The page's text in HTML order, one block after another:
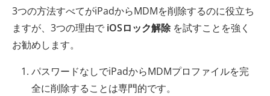
3つの方法すべてがiPadからMDMを削除するのに役立ち
ますが、3つの理由で iOSロック解除を試すことを強く
お勧めします。
パスワードなしでiPadからMDMプロファイルを完
全に削除することは専門的です。